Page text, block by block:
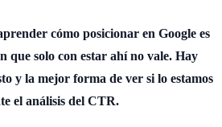
cómo posicionar en Google es
que solo con estar ahí no vale. Hay
y la mejor forma de ver si lo estamos
el análisis del CTR.